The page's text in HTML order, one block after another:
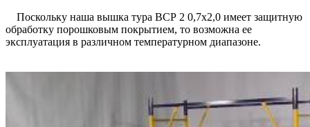
Поскольку наша вышка тура ВСР 2 0,7х2,0 имеет защитную
обработку порошковым покрытием, то возможна ее
эксплуатация в различном температурном диапазоне.